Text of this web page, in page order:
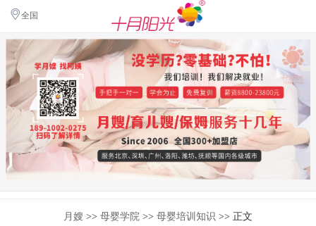
全国
月嫂 >> 母婴学院 >> 母婴培训知识 >> 正文